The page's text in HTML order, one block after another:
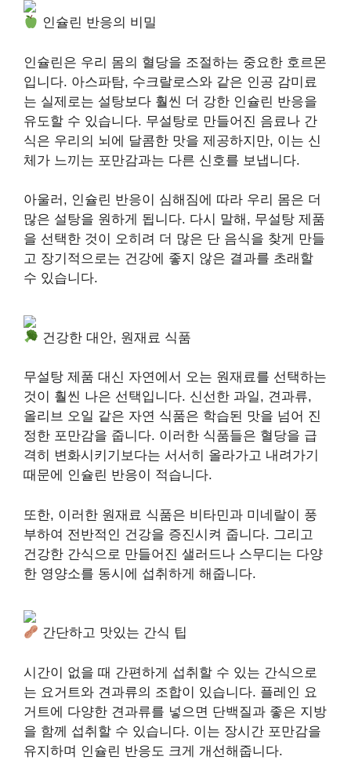
인슐린 반응의 비밀
인슐린은 우리 몸의 혈당을 조절하는 중요한 호르몬
입니다. 아스파탐, 수크랄로스와 같은 인공 감미료
는 실제로는 설탕보다 훨씬 더 강한 인슐린 반응을
유도할 수 있습니다. 무설탕로 만들어진 음료나 간
식은 우리의 뇌에 달콤한 맛을 제공하지만, 이는 신
체가 느끼는 포만감과는 다른 신호를 보냅니다.
아울러, 인슐린 반응이 심해짐에 따라 우리 몸은 더
많은 설탕을 원하게 됩니다. 다시 말해, 무설탕 제품
을 선택한 것이 오히려 더 많은 단 음식을 찾게 만들
고 장기적으로는 건강에 좋지 않은 결과를 초래할
수 있습니다.
건강한 대안, 원재료 식품
무설탕 제품 대신 자연에서 오는 원재료를 선택하는
것이 훨씬 나은 선택입니다. 신선한 과일, 견과류,
올리브 오일 같은 자연 식품은 학습된 맛을 넘어 진
정한 포만감을 줍니다. 이러한 식품들은 혈당을 급
격히 변화시키기보다는 서서히 올라가고 내려가기
때문에 인슐린 반응이 적습니다.
또한, 이러한 원재료 식품은 비타민과 미네랄이 풍
부하여 전반적인 건강을 증진시켜 줍니다. 그리고
건강한 간식으로 만들어진 샐러드나 스무디는 다양
한 영양소를 동시에 섭취하게 해줍니다.
간단하고 맛있는 간식 팁
시간이 없을 때 간편하게 섭취할 수 있는 간식으로
는 요거트와 견과류의 조합이 있습니다. 플레인 요
거트에 다양한 견과류를 넣으면 단백질과 좋은 지방
을 함께 섭취할 수 있습니다. 이는 장시간 포만감을
유지하며 인슐린 반응도 크게 개선해줍니다.